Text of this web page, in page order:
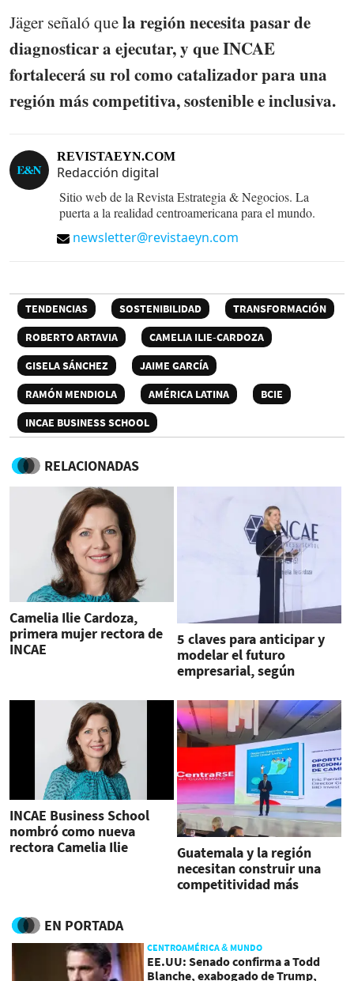
Jäger señaló quela región necesita pasar de
diagnosticar a ejecutar, y que INCAE
fortalecerá su rol como catalizador para una
región más competitiva, sostenible e inclusiva.
REVISTAEYN.COM
Redacción digital
Sitio web de la Revista Estrategia & Negocios. La
puerta a la realidad centroamericana para el mundo.
newsletter@revistaeyn.com
TENDENCIAS SOSTENIBILIDAD
TRANSFORMACIÓN
ROBERTO ARTAVIA
CAMELIA ILIE-CARDOZA
GISELA SÁNCHEZ
JAIME GARCÍA
RAMÓN MENDIOLA
AMÉRICA LATINA
BCIE
INCAE BUSINESS SCHOOL
RELACIONADAS
Camelia Ilie Cardoza,
primera mujer rectora de
INCAE
5 claves para anticipar y
modelar el futuro
empresarial, según
INCAE Business School
nombró como nueva
rectora Camelia Ilie
Guatemala y la región
necesitan construir una
competitividad más
EN PORTADA
CENTROAMÉRICA & MUNDO
EE.UU: Senado confirma a Todd
Blanche, exabogado de Trump,